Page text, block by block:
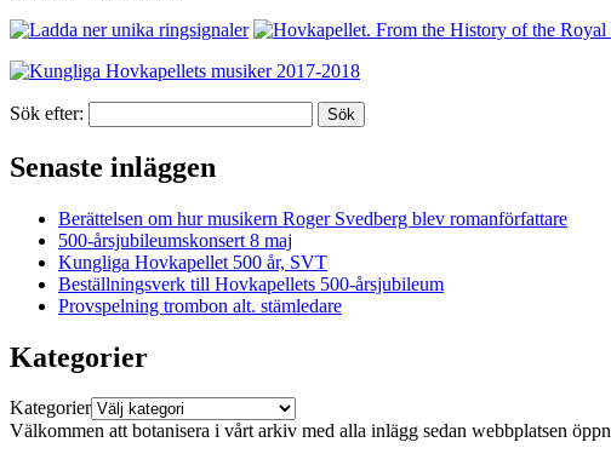
Sök efter:
Senaste inläggen
Berättelsen om hur musikern Roger Svedberg blev romanförfattare
500-årsjubileumskonsert 8 maj
Kungliga Hovkapellet 500 år, SVT
Beställningsverk till Hovkapellets 500-årsjubileum
Provspelning trombon alt. stämledare
Kategorier
Kategorier
Välkommen att botanisera i vårt arkiv med alla inlägg sedan webbplatsen